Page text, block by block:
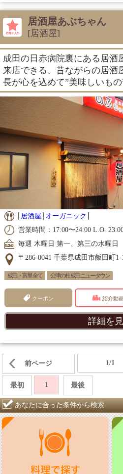
居酒屋あぶちゃん
[居酒屋]
成田の日赤病院裏にある居酒
来店できる、昔ながらの居酒
長が心を込めて”美味しいも
居酒屋
オーガニック
営業時間：17:00〜24:00 L.O.
毎週 木曜日 第一、第三の水曜日
〒286-0041 千葉県成田市飯田町1-
成田・富里 全て 公津の杜 成田ニュータウン
クーポン 紹介動
詳細を
前ページ 1/1
最初 1 最後
あなたに合った条件から検索